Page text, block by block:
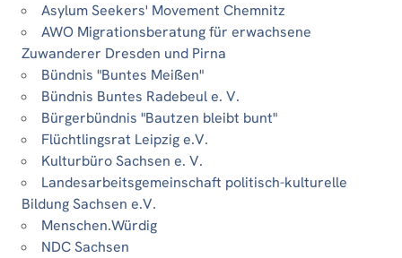
Asylum Seekers' Movement Chemnitz
AWO Migrationsberatung für erwachsene
Zuwanderer Dresden und Pirna
Bündnis "Buntes Meißen"
Bündnis Buntes Radebeul e. V.
Bürgerbündnis "Bautzen bleibt bunt"
Flüchtlingsrat Leipzig e.V.
Kulturbüro Sachsen e. V.
Landesarbeitsgemeinschaft politisch-kulturelle
Bildung Sachsen e.V.
Menschen.Würdig
NDC Sachsen